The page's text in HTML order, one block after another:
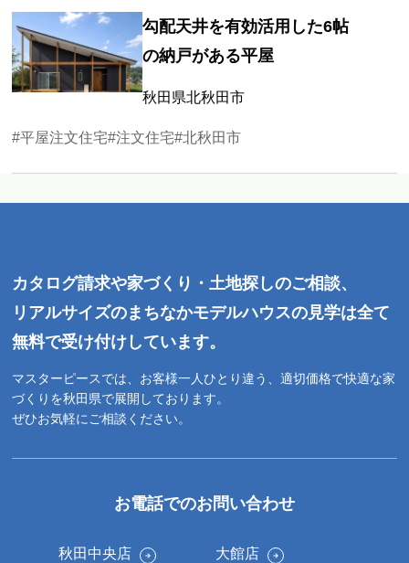
勾配天井を有効活用した6帖
の納戸がある平屋
秋田県北秋田市
#平屋注文住宅#注文住宅#北秋田市
カタログ請求や家づくり・土地探しのご相談、
リアルサイズのまちなかモデルハウスの見学は全て
無料で受け付けしています。
マスターピースでは、お客様一人ひとり違う、適切価格で快適な家
づくりを秋田県で展開しております。
ぜひお気軽にご相談ください。
お電話でのお問い合わせ
秋田中央店 大館店